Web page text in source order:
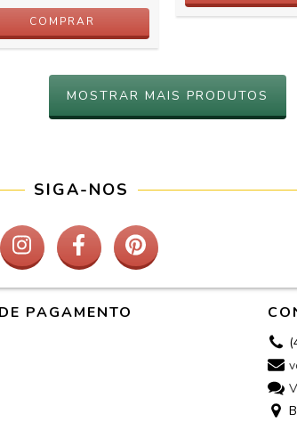
COMPRAR
MOSTRAR MAIS PRODUTOS
SIGA-NOS
PAGAMENTO